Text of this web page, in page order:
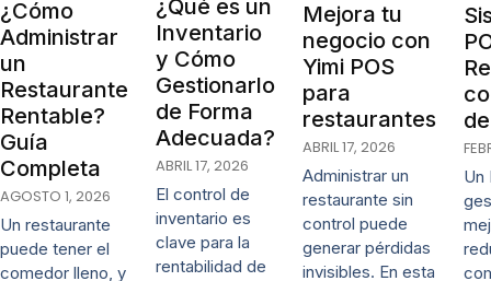
¿Cómo
Administrar
un
Restaurante
Rentable?
Guía
Completa
AGOSTO 1, 2026
Un restaurante
puede tener el
comedor lleno, y
¿Qué es un
Inventario
y Cómo
Gestionarlo
de Forma
Adecuada?
ABRIL 17, 2026
El control de
inventario es
clave para la
rentabilidad de
Mejora tu
negocio con
Yimi POS
para
restaurantes
ABRIL 17, 2026
Administrar un
restaurante sin
control puede
generar pérdidas
invisibles. En esta
Un